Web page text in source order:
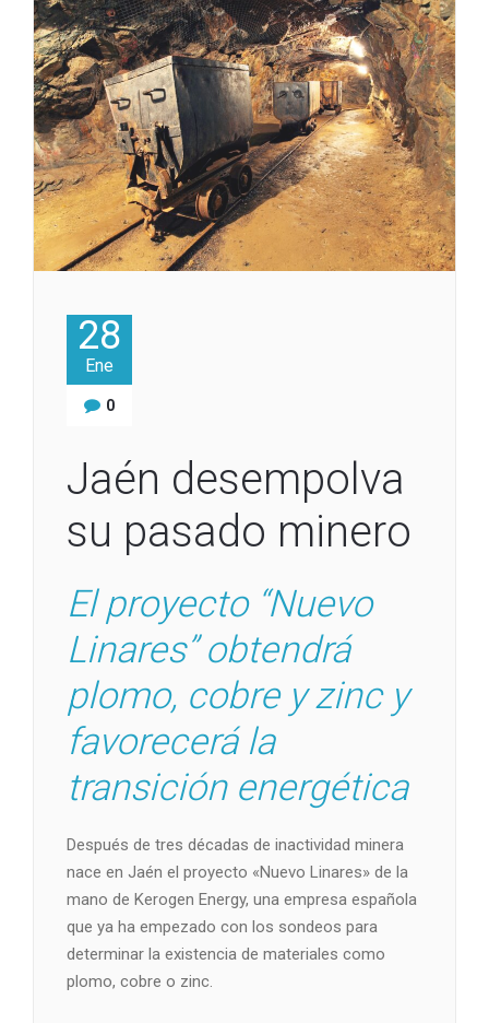
28
Ene
0
Jaén desempolva
su pasado minero
El proyecto “Nuevo
Linares” obtendrá
plomo, cobre y zinc y
favorecerá la
transición energética
Después de tres décadas de inactividad minera
nace en Jaén el proyecto «Nuevo Linares» de la
mano de Kerogen Energy, una empresa española
que ya ha empezado con los sondeos para
determinar la existencia de materiales como
plomo, cobre o zinc.